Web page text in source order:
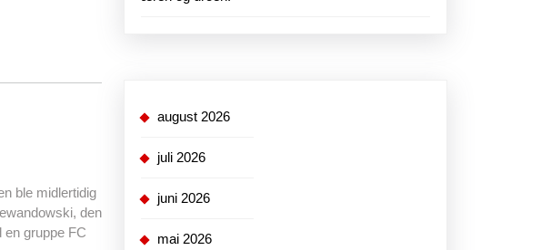
ble midlertidig
den
en gruppe FC
august 2026
juli 2026
juni 2026
mai 2026